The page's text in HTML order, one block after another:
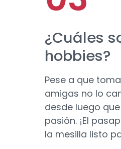
¿Cuáles
hobbies?
Pese a que
amigas no lo
desde luego
pasión. ¡El
la mesilla listo